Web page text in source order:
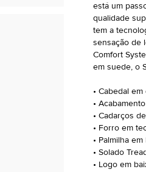
está um
qualidade
tem a
sensação de
Comfort
em suede, o
• Cabedal
•
• Cadarços
• Forro em
• Palmilha
• Solado
• Logo em